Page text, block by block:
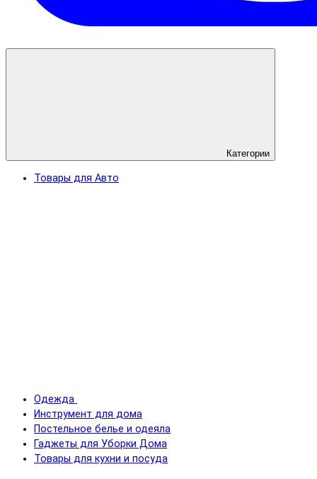
Категории
Товары для Авто
Одежда
Инструмент для дома
Постельное белье и одеяла
Гаджеты для Уборки Дома
Товары для кухни и посуда